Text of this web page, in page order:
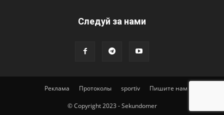
Cледуй за нами
Реклама Протоколы sportiv Пишите нам
© Copyright 2023 - Sekundomer